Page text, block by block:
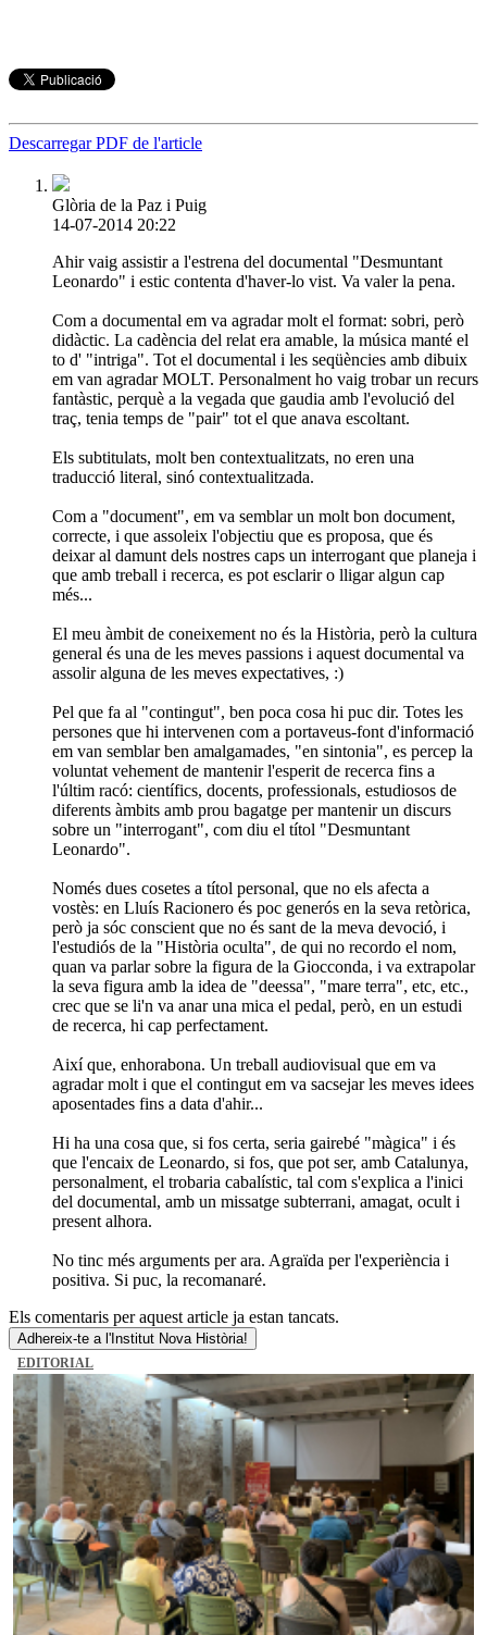
Descarregar PDF de l'article
Glòria de la Paz i Puig
14-07-2014 20:22
Ahir vaig assistir a l'estrena del documental "Desmuntant
Leonardo" i estic contenta d'haver-lo vist. Va valer la pena.
Com a documental em va agradar molt el format: sobri, però
didàctic. La cadència del relat era amable, la música manté el
to d' "intriga". Tot el documental i les seqüències amb dibuix
em van agradar MOLT. Personalment ho vaig trobar un recurs
fantàstic, perquè a la vegada que gaudia amb l'evolució del
traç, tenia temps de "pair" tot el que anava escoltant.
Els subtitulats, molt ben contextualitzats, no eren una
traducció literal, sinó contextualitzada.
Com a "document", em va semblar un molt bon document,
correcte, i que assoleix l'objectiu que es proposa, que és
deixar al damunt dels nostres caps un interrogant que planeja i
que amb treball i recerca, es pot esclarir o lligar algun cap
més...
El meu àmbit de coneixement no és la Història, però la cultura
general és una de les meves passions i aquest documental va
assolir alguna de les meves expectatives, :)
Pel que fa al "contingut", ben poca cosa hi puc dir. Totes les
persones que hi intervenen com a portaveus-font d'informació
em van semblar ben amalgamades, "en sintonia", es percep la
voluntat vehement de mantenir l'esperit de recerca fins a
l'últim racó: científics, docents, professionals, estudiosos de
diferents àmbits amb prou bagatge per mantenir un discurs
sobre un "interrogant", com diu el títol "Desmuntant
Leonardo".
Només dues cosetes a títol personal, que no els afecta a
vostès: en Lluís Racionero és poc generós en la seva retòrica,
però ja sóc conscient que no és sant de la meva devoció, i
l'estudiós de la "Història oculta", de qui no recordo el nom,
quan va parlar sobre la figura de la Giocconda, i va extrapolar
la seva figura amb la idea de "deessa", "mare terra", etc, etc.,
crec que se li'n va anar una mica el pedal, però, en un estudi
de recerca, hi cap perfectament.
Així que, enhorabona. Un treball audiovisual que em va
agradar molt i que el contingut em va sacsejar les meves idees
aposentades fins a data d'ahir...
Hi ha una cosa que, si fos certa, seria gairebé "màgica" i és
que l'encaix de Leonardo, si fos, que pot ser, amb Catalunya,
personalment, el trobaria cabalístic, tal com s'explica a l'inici
del documental, amb un missatge subterrani, amagat, ocult i
present alhora.
No tinc més arguments per ara. Agraïda per l'experiència i
positiva. Si puc, la recomanaré.
Els comentaris per aquest article ja estan tancats.
Adhereix-te a l'Institut Nova Història!
EDITORIAL